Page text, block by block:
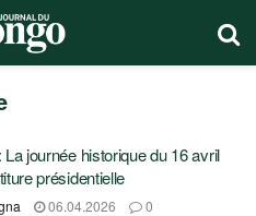
La journée historique du 16 avril
présidentielle
06.04.2026 0